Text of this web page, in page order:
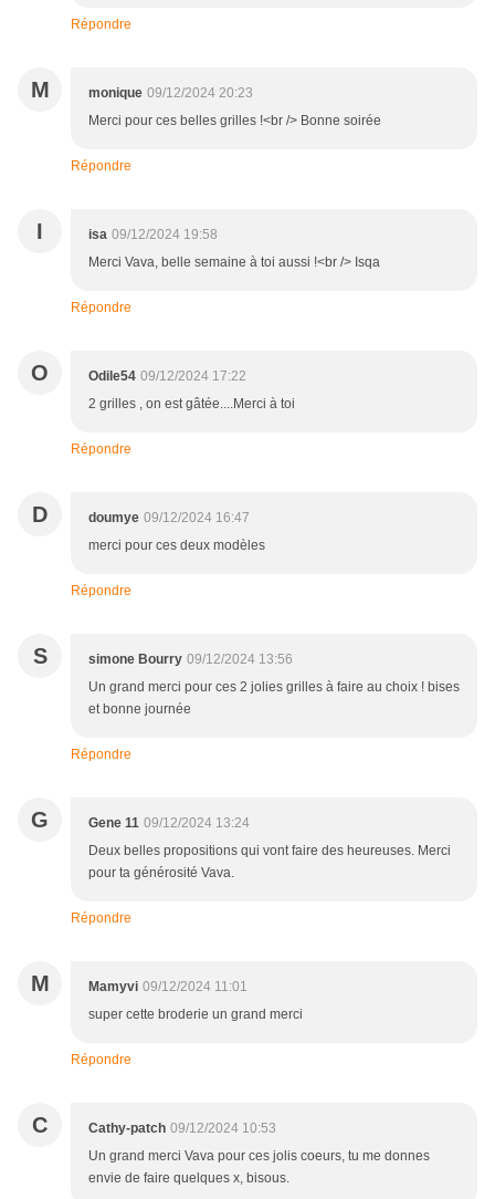
Répondre
M monique 09/12/2024 20:23
Merci pour ces belles grilles !<br /> Bonne soirée
Répondre
I isa 09/12/2024 19:58
Merci Vava, belle semaine à toi aussi !<br /> Isqa
Répondre
O Odile54 09/12/2024 17:22
2 grilles , on est gâtée....Merci à toi
Répondre
D doumye 09/12/2024 16:47
merci pour ces deux modèles
Répondre
S simone Bourry 09/12/2024 13:56
Un grand merci pour ces 2 jolies grilles à faire au choix ! bises
et bonne journée
Répondre
G Gene 11 09/12/2024 13:24
Deux belles propositions qui vont faire des heureuses. Merci
pour ta générosité Vava.
Répondre
M Mamyvi 09/12/2024 11:01
super cette broderie un grand merci
Répondre
C Cathy-patch 09/12/2024 10:53
Un grand merci Vava pour ces jolis coeurs, tu me donnes
envie de faire quelques x, bisous.